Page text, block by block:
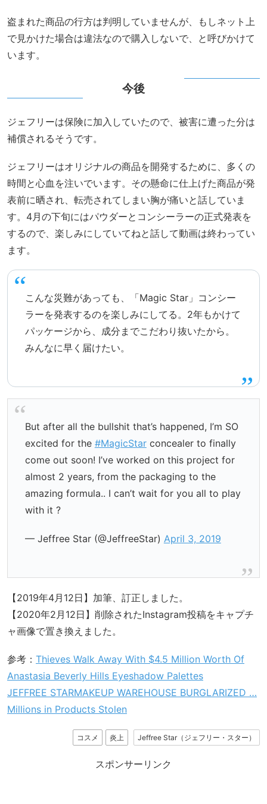
盗まれた商品の行方は判明していませんが、もしネット上
で見かけた場合は違法なので購入しないで、と呼びかけて
います。
今後
ジェフリーは保険に加入していたので、被害に遭った分は
補償されるそうです。
ジェフリーはオリジナルの商品を開発するために、多くの
時間と心血を注いでいます。その懸命に仕上げた商品が発
表前に晒され、転売されてしまい胸が痛いと話していま
す。4月の下旬にはパウダーとコンシーラーの正式発表を
するので、楽しみにしていてねと話して動画は終わってい
ます。
こんな災難があっても、「Magic Star」コンシー
ラーを発表するのを楽しみにしてる。2年もかけて
パッケージから、成分までこだわり抜いたから。
みんなに早く届けたい。
But after all the bullshit that’s happened, I’m SO
excited for the #MagicStarconcealer to finally
come out soon! I’ve worked on this project for
almost 2 years, from the packaging to the
amazing formula.. I can’t wait for you all to play
with it ?
— Jeffree Star (@JeffreeStar) April 3, 2019
【2019年4月12日】加筆、訂正しました。
【2020年2月12日】削除されたInstagram投稿をキャプチ
ャ画像で置き換えました。
参考： Thieves Walk Away With $4.5 Million Worth Of
Anastasia Beverly Hills Eyeshadow Palettes
JEFFREE STARMAKEUP WAREHOUSE BURGLARIZED …
Millions in Products Stolen
コスメ 炎上 Jeffree Star（ジェフリー・スター）
スポンサーリンク